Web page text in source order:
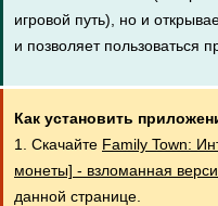
игровой путь), но и
и позволяет пользоваться
Как установить
1. Скачайте Family Town:
монеты] - взломанная
данной странице.